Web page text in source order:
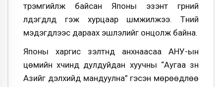
түрэмгийлж байсан Японы эзэнт гүрний
үлдэгдлүүд гэж хурцаар шүүмжилжээ. Түүний
мэдэгдлээс дараах эшлэлийг онцолж байна.
Японы харгис үзэлтнүүд анхнаасаа АНУ-ын
цөмийн хүчинд дулдуйдан хуучны “Аугаа зүүн
Азийг дэлхийд мандуулна” гэсэн мөрөөдлөө